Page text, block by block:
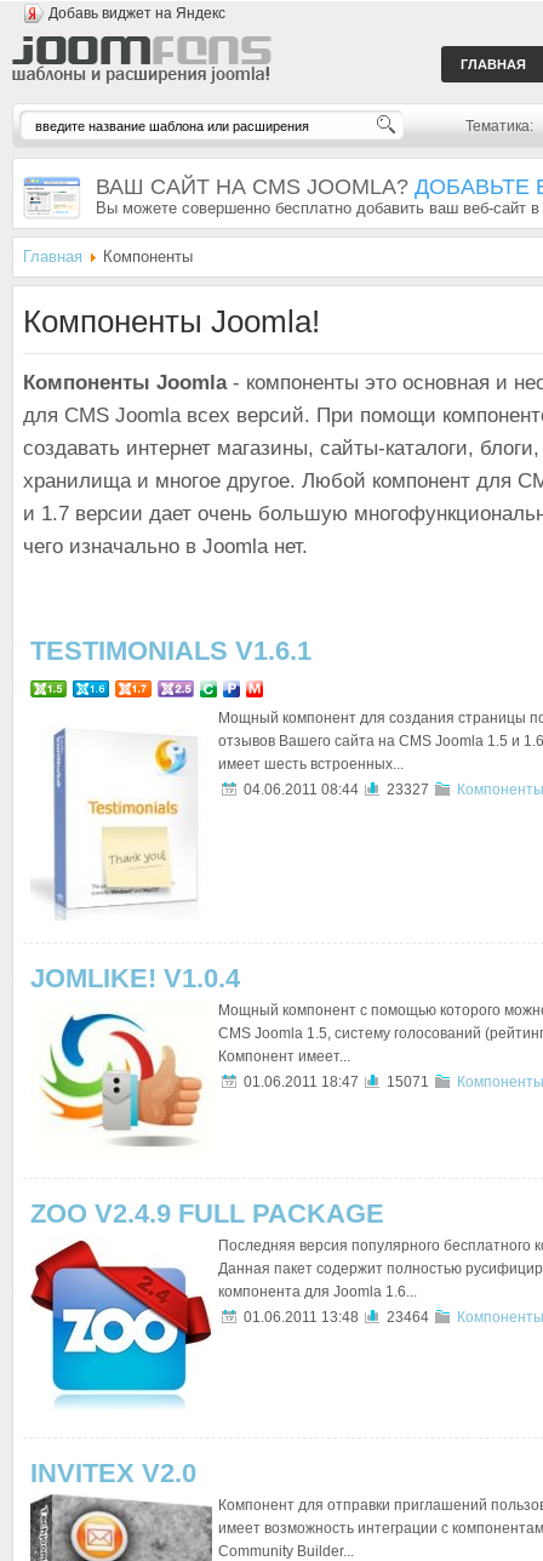
Добавь виджет на Яндекс
ГЛАВНАЯ
Тематика:
ВАШ САЙТ НА CMS JOOMLA? ДОБАВЬТЕ
Вы можете совершенно бесплатно добавить ваш веб-сайт
Главная Компоненты
Компоненты Joomla!
Компоненты Joomla- компоненты это основная и
для CMS Joomla всех версий. При помощи
создавать интернет магазины, сайты-каталоги,
хранилища и многое другое. Любой компонент для
и 1.7 версии дает очень большую
чего изначально в Joomla нет.
TESTIMONIALS V1.6.1
Мощный компонент для создания страницы
отзывов Вашего сайта на CMS Joomla 1.5 и
имеет шесть встроенных...
04.06.2011 08:44
23327
JOMLIKE! V1.0.4
Мощный компонент с помощью которого
CMS Joomla 1.5, систему голосований
Компонент имеет...
01.06.2011 18:47
15071
ZOO V2.4.9 FULL PACKAGE
Последняя версия популярного бесплатного
Данная пакет содержит полностью
компонента для Joomla 1.6...
01.06.2011 13:48
23464
INVITEX V2.0
Компонент для отправки приглашений
имеет возможность интеграции с
Community Builder...